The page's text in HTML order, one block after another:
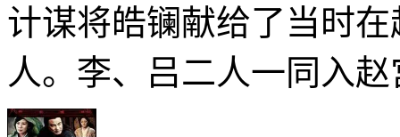
计谋将皓镧献给了当时
人。李、吕二人一同入